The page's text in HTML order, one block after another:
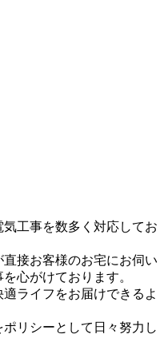
工事を数多く対応してお
接お客様のお宅にお伺い
心がけております。
ライフをお届けできるよ
リシーとして日々努力し